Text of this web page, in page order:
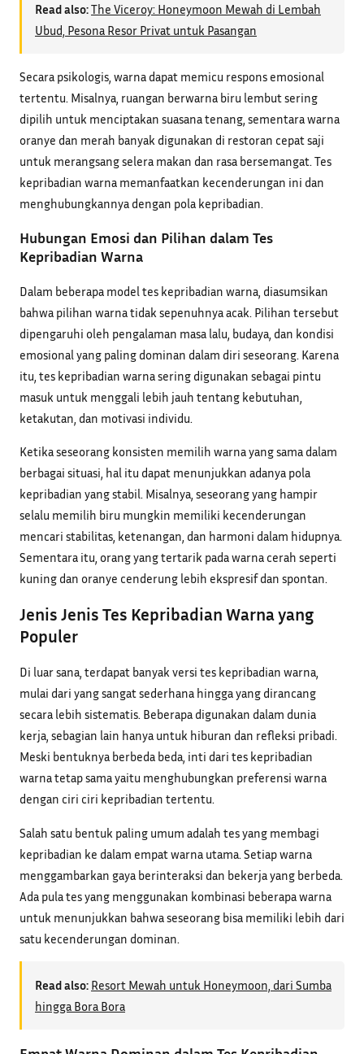
Read also:The Viceroy: Honeymoon Mewah di Lembah
Ubud, Pesona Resor Privat untuk Pasangan
Secara psikologis, warna dapat memicu respons emosional
tertentu. Misalnya, ruangan berwarna biru lembut sering
dipilih untuk menciptakan suasana tenang, sementara warna
oranye dan merah banyak digunakan di restoran cepat saji
untuk merangsang selera makan dan rasa bersemangat. Tes
kepribadian warna memanfaatkan kecenderungan ini dan
menghubungkannya dengan pola kepribadian.
Hubungan Emosi dan Pilihan dalam Tes
Kepribadian Warna
Dalam beberapa model tes kepribadian warna, diasumsikan
bahwa pilihan warna tidak sepenuhnya acak. Pilihan tersebut
dipengaruhi oleh pengalaman masa lalu, budaya, dan kondisi
emosional yang paling dominan dalam diri seseorang. Karena
itu, tes kepribadian warna sering digunakan sebagai pintu
masuk untuk menggali lebih jauh tentang kebutuhan,
ketakutan, dan motivasi individu.
Ketika seseorang konsisten memilih warna yang sama dalam
berbagai situasi, hal itu dapat menunjukkan adanya pola
kepribadian yang stabil. Misalnya, seseorang yang hampir
selalu memilih biru mungkin memiliki kecenderungan
mencari stabilitas, ketenangan, dan harmoni dalam hidupnya.
Sementara itu, orang yang tertarik pada warna cerah seperti
kuning dan oranye cenderung lebih ekspresif dan spontan.
Jenis Jenis Tes Kepribadian Warna yang
Populer
Di luar sana, terdapat banyak versi tes kepribadian warna,
mulai dari yang sangat sederhana hingga yang dirancang
secara lebih sistematis. Beberapa digunakan dalam dunia
kerja, sebagian lain hanya untuk hiburan dan refleksi pribadi.
Meski bentuknya berbeda beda, inti dari tes kepribadian
warna tetap sama yaitu menghubungkan preferensi warna
dengan ciri ciri kepribadian tertentu.
Salah satu bentuk paling umum adalah tes yang membagi
kepribadian ke dalam empat warna utama. Setiap warna
menggambarkan gaya berinteraksi dan bekerja yang berbeda.
Ada pula tes yang menggunakan kombinasi beberapa warna
untuk menunjukkan bahwa seseorang bisa memiliki lebih dari
satu kecenderungan dominan.
Read also: Resort Mewah untuk Honeymoon, dari Sumba
hingga Bora Bora